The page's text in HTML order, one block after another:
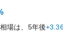
場は、5年後